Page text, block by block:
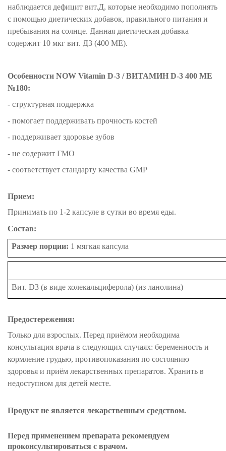
наблюдается дефицит вит.Д, которые необходимо пополнять
с помощью диетических добавок, правильного питания и
пребывания на солнце. Данная диетическая добавка
содержит 10 мкг вит. Д3 (400 МЕ).
Особенности NOW Vitamin D-3 / ВИТАМИН D-3 400 МЕ
№180:
- структурная поддержка
- помогает поддерживать прочность костей
- поддерживает здоровье зубов
- не содержит ГМО
- соответствует стандарту качества GMP
Прием:
Принимать по 1-2 капсуле в сутки во время еды.
Состав:
Размер порции: 1 мягкая капсула
Вит. D3 (в виде холекальциферола) (из ланолина)
Предостережения:
Только для взрослых. Перед приёмом необходима
консультация врача в следующих случаях: беременность и
кормление грудью, противопоказания по состоянию
здоровья и приём лекарственных препаратов. Хранить в
недоступном для детей месте.
Продукт не является лекарственным средством.
Перед применением препарата рекомендуем
проконсультироваться с врачом.